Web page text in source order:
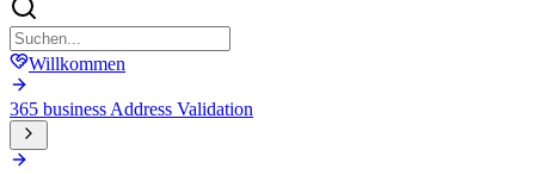
Willkommen
365 business Address Validation